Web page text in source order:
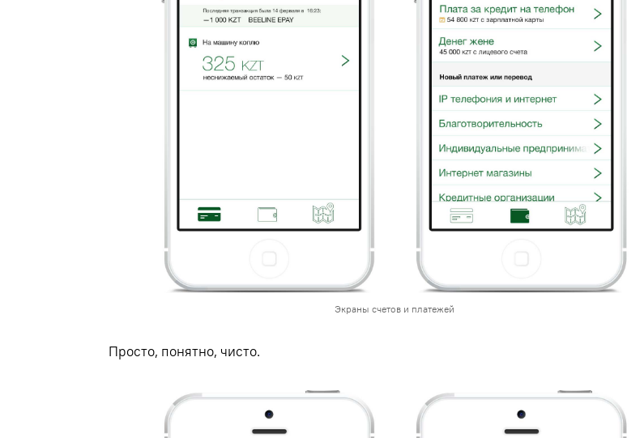
Экраны счетов и платежей
Просто, понятно, чисто.